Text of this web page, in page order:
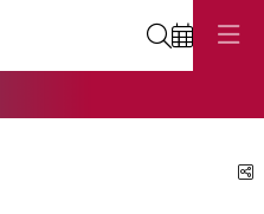
Cerca